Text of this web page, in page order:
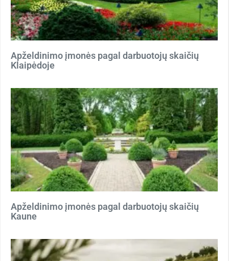
Apželdinimo įmonės pagal darbuotojų skaičių
Klaipėdoje
Apželdinimo įmonės pagal darbuotojų skaičių
Kaune